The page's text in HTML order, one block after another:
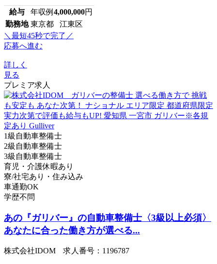
給与 年収例 4,000,000円
勤務地 東京都 江東区
＼最短45秒で完了／
応募へ進む
詳しく
見る
プレミア求人
1級自動車整備士
2級自動車整備士
3級自動車整備士
育児・介護休暇あり
寮/社宅あり・住み込み
車通勤OK
学歴不問
あの『ガリバー』の自動車整備士〈3級以上必須〉
あなたに合った働き方が選べる...
株式会社IDOM 求人番号：1196787